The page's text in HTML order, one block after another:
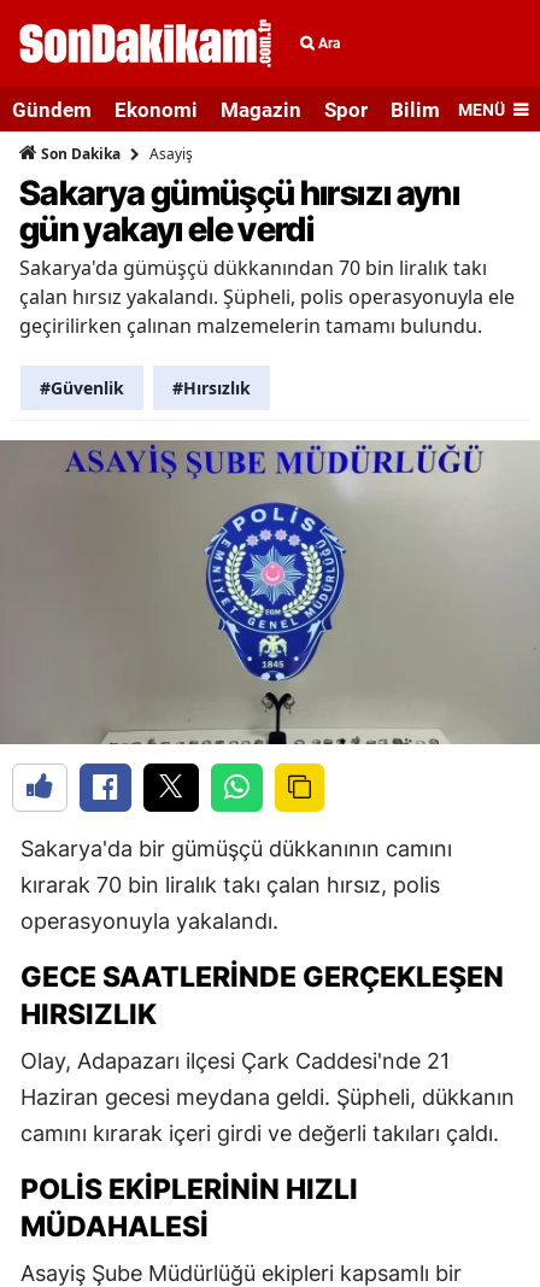
Ara
Gündem Ekonomi Magazin Spor Bilim veMENÜ
Son Dakika Asayiş
Sakarya gümüşçü hırsızı aynı
gün yakayı ele verdi
Sakarya'da gümüşçü dükkanından 70 bin liralık takı
çalan hırsız yakalandı. Şüpheli, polis operasyonuyla ele
geçirilirken çalınan malzemelerin tamamı bulundu.
#Güvenlik #Hırsızlık
Sakarya'da bir gümüşçü dükkanının camını
kırarak 70 bin liralık takı çalan hırsız, polis
operasyonuyla yakalandı.
GECE SAATLERINDE GERÇEKLEŞEN
HIRSIZLIK
Olay, Adapazarı ilçesi Çark Caddesi'nde 21
Haziran gecesi meydana geldi. Şüpheli, dükkanın
camını kırarak içeri girdi ve değerli takıları çaldı.
POLIS EKIPLERININ HIZLI
MÜDAHALESI
Asayiş Şube Müdürlüğü ekipleri kapsamlı bir